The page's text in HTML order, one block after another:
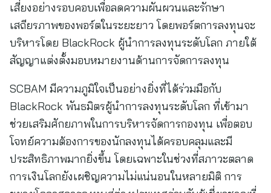
เสี่ยงอย่างรอบคอบเพื่อลดความผันผวนและรักษา
เสถียรภาพของพอร์ตในระยะยาว โดยพอร์ตการลงทุนจะ
บริหารโดย BlackRock ผู้นำการลงทุนระดับโลก ภายใต้
สัญญาแต่งตั้งมอบหมายงานด้านการจัดการลงทุน
SCBAM มีความภูมิใจเป็นอย่างยิ่งที่ได้ร่วมมือกับ
BlackRock พันธมิตรผู้นำการลงทุนระดับโลก ที่เข้ามา
ช่วยเสริมศักยภาพในการบริหารจัดการกองทุน เพื่อตอบ
โจทย์ความต้องการของนักลงทุนได้ครอบคลุมและมี
ประสิทธิภาพมากยิ่งขึ้น โดยเฉพาะในช่วงที่สภาวะตลาด
การเงินโลกยังเผชิญความไม่แน่นอนในหลายมิติ การ